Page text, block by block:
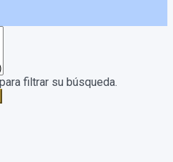
filtrar su búsqueda.